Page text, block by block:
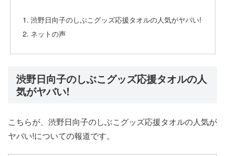
渋野日向子のしぶこグッズ応援タオルの人気がヤバい!
ネットの声
渋野日向子のしぶこグッズ応援タオルの人
気がヤバい!
こちらが、渋野日向子のしぶこグッズ応援タオルの人気が
ヤバい!についての報道です。